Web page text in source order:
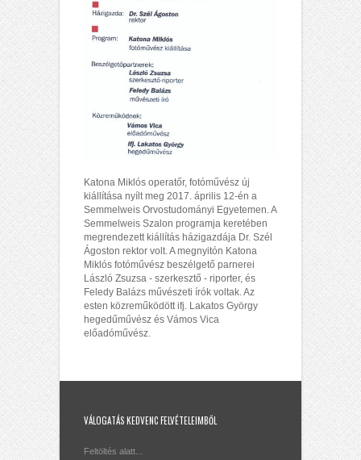
Katona Miklós operatőr, fotóművész új
kiállítása nyílt meg 2017. április 12-én a
Semmelweis Orvostudományi Egyetemen. A
Semmelweis Szalon programja keretében
megrendezett kiállítás házigazdája Dr. Szél
Ágoston rektor volt. A megnyitón Katona
Miklós fotóművész beszélgető parnerei
László Zsuzsa - szerkesztő - riporter, és
Feledy Balázs művészeti írók voltak. Az
esten közreműködött ifj. Lakatos György
hegedűművész és Vámos Vica
előadóművész.
VÁLOGATÁS KEDVENC FELVÉTELEIMBŐL
Feltöltés alatt...